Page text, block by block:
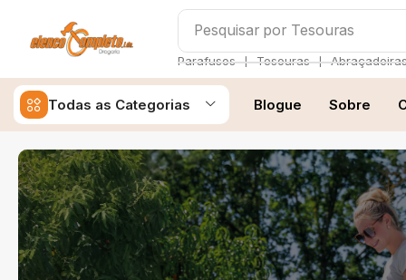
Pesquisar por Parafusos
Parafusos ❘ Tesouras ❘
Blogue Sobre
Todas as Categorias